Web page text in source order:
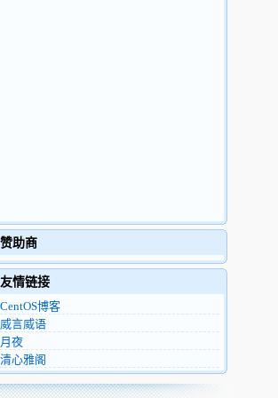
赞助商
友情链接
CentOS博客
威言威语
月夜
清心雅阁